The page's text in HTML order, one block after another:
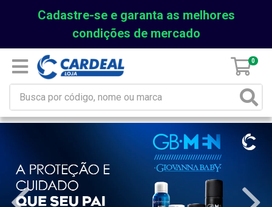
Cadastre-se e garanta as melhores
condições de mercado
0